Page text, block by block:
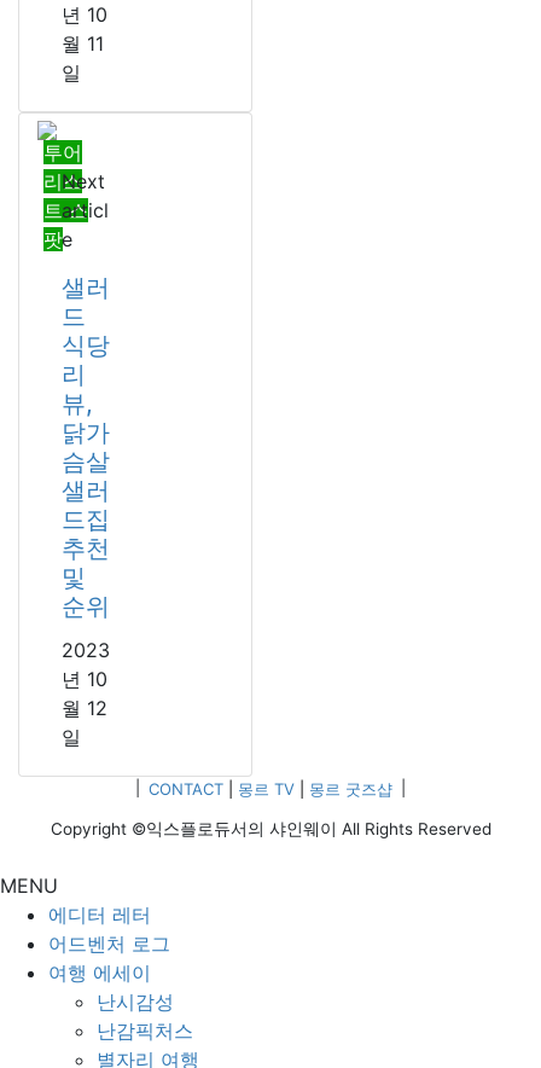
년 10
월 11
일
투어
리스
트 스
팟
Next
articl
e
샐러
드
식당
리
뷰,
닭가
슴살
샐러
드집
추천
및
순위
2023
년 10
월 12
일
CONTACT 몽르 TV 몽르 굿즈샵
Copyright ©익스플로듀서의 샤인웨이 All Rights Reserved
MENU
에디터 레터
어드벤처 로그
여행 에세이
난시감성
난감픽처스
별자리 여행